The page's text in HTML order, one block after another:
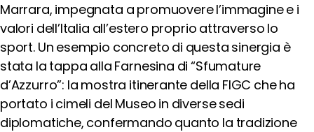
Speak
out!
Marrara, impegnata a promuovere l’immagine e i
valori dell’Italia all’estero proprio attraverso lo
sport. Un esempio concreto di questa sinergia è
stata la tappa alla Farnesina di“Sfumature
d’Azzurro”: la mostra itinerante della FIGC che ha
portato i cimeli del Museo in diverse sedi
diplomatiche, confermando quanto la tradizione